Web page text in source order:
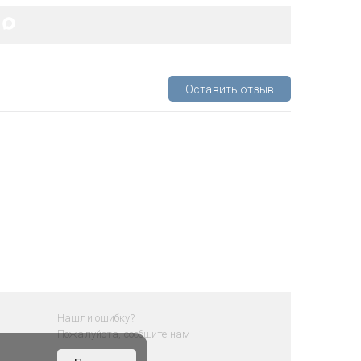
Оставить отзыв
Нашли ошибку?
Пожалуйста, сообщите нам